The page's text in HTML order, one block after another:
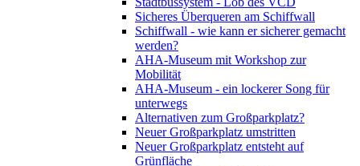
Sicheres Überqueren am Schiffwall
Schiffwall - wie kann er sicherer gemacht
werden?
AHA-Museum mit Workshop zur
Mobilität
AHA-Museum - ein lockerer Song für
unterwegs
Alternativen zum Großparkplatz?
Neuer Großparkplatz umstritten
Neuer Großparkplatz entsteht auf
Grünfläche